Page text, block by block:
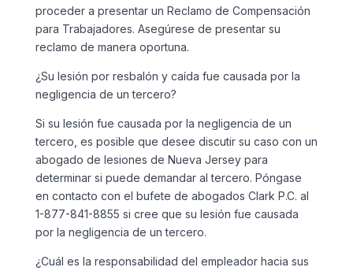
proceder a presentar un Reclamo de Compensación
para Trabajadores. Asegúrese de presentar su
reclamo de manera oportuna.
¿Su lesión por resbalón y caída fue causada por la
negligencia de un tercero?
Si su lesión fue causada por la negligencia de un
tercero, es posible que desee discutir su caso con un
abogado de lesiones de Nueva Jersey para
determinar si puede demandar al tercero. Póngase
en contacto con el bufete de abogados Clark P.C. al
1-877-841-8855 si cree que su lesión fue causada
por la negligencia de un tercero.
¿Cuál es la responsabilidad del empleador hacia sus